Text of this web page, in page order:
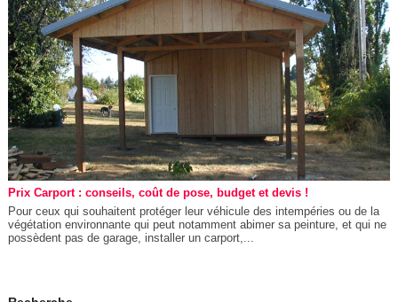
Prix Carport : conseils, coût de pose, budget et devis !
Pour ceux qui souhaitent protéger leur véhicule des intempéries ou de la
végétation environnante qui peut notamment abimer sa peinture, et qui ne
possèdent pas de garage, installer un carport,...